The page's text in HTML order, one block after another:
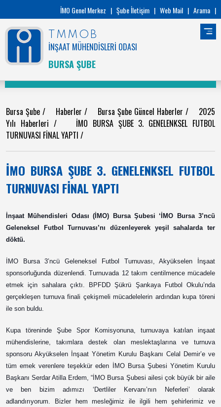
İMO Genel Merkez | Şube İletişim | Web Mail | Arama |
TMMOB
İNŞAAT MÜHENDİSLERİ ODASI
BURSA ŞUBE
Bursa Şube/ Haberler/ Bursa Şube Güncel Haberler/ 2025
Yılı Haberleri / İMO BURSA ŞUBE 3. GENELENKSEL FUTBOL
TURNUVASI FİNAL YAPTI /
İMO BURSA ŞUBE 3. GENELENKSEL FUTBOL
TURNUVASI FİNAL YAPTI
İnşaat Mühendisleri Odası (İMO) Bursa Şubesi ‘İMO Bursa 3’ncü
Geleneksel Futbol Turnuvası’nı düzenleyerek yeşil sahalarda ter
döktü.
İMO Bursa 3’ncü Geleneksel Futbol Turnuvası, Akyükselen İnşaat
sponsorluğunda düzenlendi. Turnuvada 12 takım centilmence mücadele
etmek için sahalara çıktı. BPFDD Şükrü Şankaya Futbol Okulu’nda
gerçekleşen turnuva finali çekişmeli mücadelelerin ardından kupa töreni
ile son buldu.
Kupa töreninde Şube Spor Komisyonuna, turnuvaya katılan inşaat
mühendislerine, takımlara destek olan meslektaşlarına ve turnuva
sponsoru Akyükselen İnşaat Yönetim Kurulu Başkanı Celal Demir’e ve
tüm emek verenlere teşekkür eden İMO Bursa Şubesi Yönetim Kurulu
Başkanı Serdar Atilla Erdem, “İMO Bursa Şubesi ailesi çok büyük bir aile
ve ben bizim adımızı ‘Dertliler Kervanı’nın Neferleri’ olarak
adlandırıyorum. Bizler hem mesleğimiz ile ilgili hem şehirlerimiz ve